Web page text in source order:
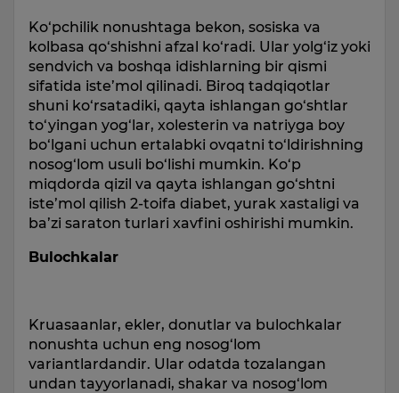
Ko‘pchilik nonushtaga bekon, sosiska va
kolbasa qo‘shishni afzal ko‘radi. Ular yolg‘iz yoki
sendvich va boshqa idishlarning bir qismi
sifatida iste’mol qilinadi. Biroq tadqiqotlar
shuni ko‘rsatadiki, qayta ishlangan go‘shtlar
to‘yingan yog‘lar, xolesterin va natriyga boy
bo‘lgani uchun ertalabki ovqatni to‘ldirishning
nosog‘lom usuli bo‘lishi mumkin. Ko‘p
miqdorda qizil va qayta ishlangan go‘shtni
iste’mol qilish 2-toifa diabet, yurak xastaligi va
ba’zi saraton turlari xavfini oshirishi mumkin.
Bulochkalar
Kruasaanlar, ekler, donutlar va bulochkalar
nonushta uchun eng nosog‘lom
variantlardandir. Ular odatda tozalangan
undan tayyorlanadi, shakar va nosog‘lom